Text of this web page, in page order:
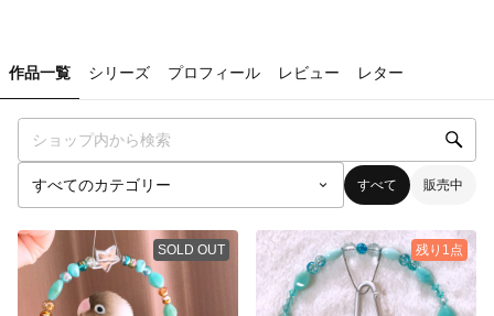
作品一覧 シリーズ プロフィール レビュー レター
すべて 販売中
SOLD OUT 残り1点